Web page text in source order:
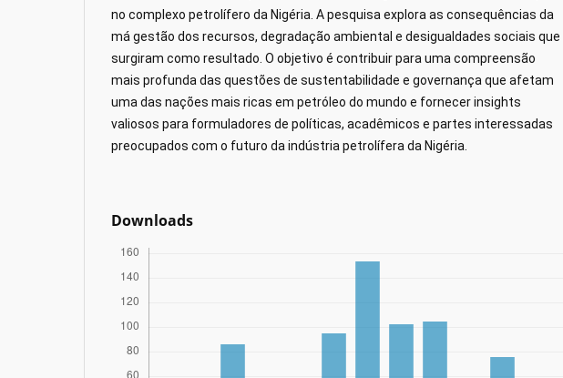
no complexo petrolífero da Nigéria. A pesquisa explora as consequências da
má gestão dos recursos, degradação ambiental e desigualdades sociais que
surgiram como resultado. O objetivo é contribuir para uma compreensão
mais profunda das questões de sustentabilidade e governança que afetam
uma das nações mais ricas em petróleo do mundo e fornecer insights
valiosos para formuladores de políticas, acadêmicos e partes interessadas
preocupados com o futuro da indústria petrolífera da Nigéria.
Downloads